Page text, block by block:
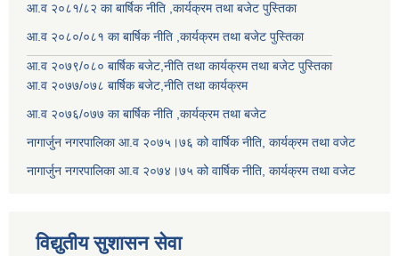
आ.व २०८१/८२ का बार्षिक नीति ,कार्यक्रम तथा बजेट पुस्तिका
आ.व २०८०/०८१ का बार्षिक नीति ,कार्यक्रम तथा बजेट पुस्तिका
आ.व २०७९/०८० बार्षिक बजेट,नीति तथा कार्यक्रम तथा बजेट पुस्तिका
आ.व २०७७/०७८ बार्षिक बजेट,नीति तथा कार्यक्रम
आ.व २०७६/०७७ का बार्षिक नीति ,कार्यक्रम तथा बजेट
नागार्जुन नगरपालिका आ.व २०७५।७६ को वार्षिक नीति, कार्यक्रम तथा वजेट
नागार्जुन नगरपालिका आ.व २०७४।७५ को वार्षिक नीति, कार्यक्रम तथा वजेट
विद्युतीय सुशासन सेवा